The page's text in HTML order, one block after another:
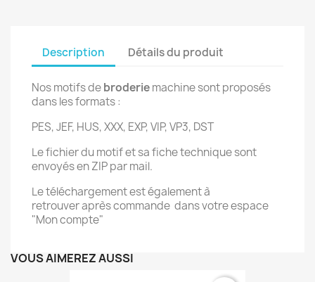
Description Détails du produit
Nos motifs debroderiemachine sont proposés
dans les formats :
PES, JEF, HUS, XXX, EXP, VIP, VP3, DST
Le fichier du motif et sa fiche technique sont
envoyés en ZIP par mail.
Le téléchargement est également à
retrouver après commande dans votre espace
"Mon compte"
VOUS AIMEREZ AUSSI